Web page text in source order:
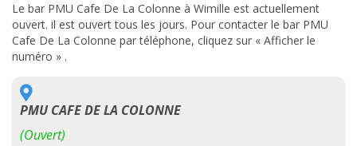
Le bar PMU Cafe De La Colonne à Wimille est actuellement
ouvert. il est ouvert tous les jours. Pour contacter le bar PMU
Cafe De La Colonne par téléphone, cliquez sur « Afficher le
numéro » .
PMU CAFE DE LA COLONNE
(Ouvert)